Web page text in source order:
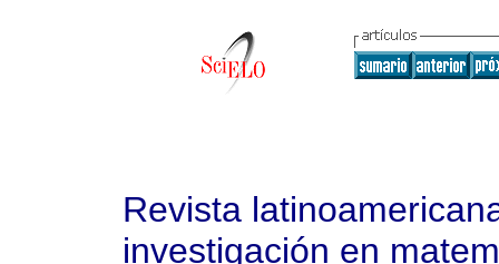
Revista
investigación en